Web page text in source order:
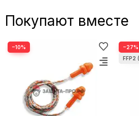
Покупают вместе
−10% −27%